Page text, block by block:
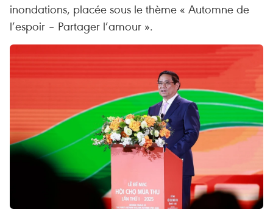
inondations, placée sous le thème « Automne de
l’espoir – Partager l’amour ».